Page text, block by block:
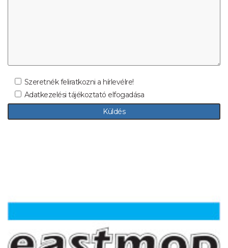
Szeretnék feliratkozni a hírlevélre!
Adatkezelési tájékoztató elfogadása